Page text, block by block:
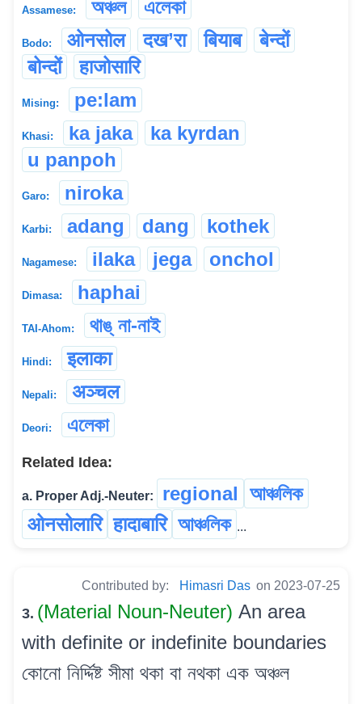
Assamese: অঞ্চল এলেকা
Bodo: ओनसोल दख’रा बियाब
बेन्दों
बोन्दों
हाजोसारि
Mising: pe:lam
Khasi: ka jaka
ka kyrdan
u panpoh
Garo: niroka
Karbi: adang dang kothek
Nagamese: ilaka jega onchol
Dimasa: haphai
TAI-Ahom: থাঙ্ না-নাই
Hindi: इलाका
Nepali: अञ्चल
Deori: এলেকা
Related Idea:
a. Proper Adj.-Neuter: regional আঞ্চলিক
ओनसोलारि हादाबारि আঞ্চলিক ...
Contributed by: Himasri Das on 2023-07-25
3. (Material Noun-Neuter) An area
with definite or indefinite boundaries
কোনো নিৰ্দ্দিষ্ট সীমা থকা বা নথকা এক অঞ্চল